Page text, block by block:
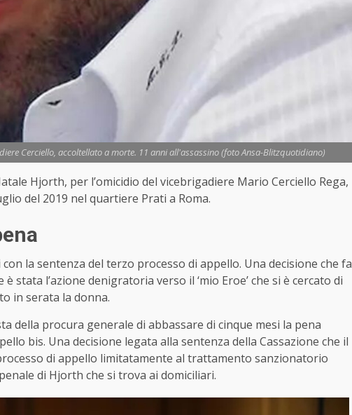
Cerciello, accoltellato a morte. 11 anni all'assassino (foto Ansa-Blitzquotidiano)
Hjorth, per l’omicidio del vicebrigadiere Mario Cerciello Rega,
del 2019 nel quartiere Prati a Roma.
la sentenza del terzo processo di appello. Una decisione che fa
stata l’azione denigratoria verso il ‘mio Eroe’ che si è cercato di
in serata la donna.
della procura generale di abbassare di cinque mesi la pena
bis. Una decisione legata alla sentenza della Cassazione che il
di appello limitatamente al trattamento sanzionatorio
di Hjorth che si trova ai domiciliari.